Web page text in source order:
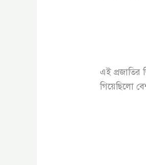
এই প্রজাতির
গিয়েছিলো